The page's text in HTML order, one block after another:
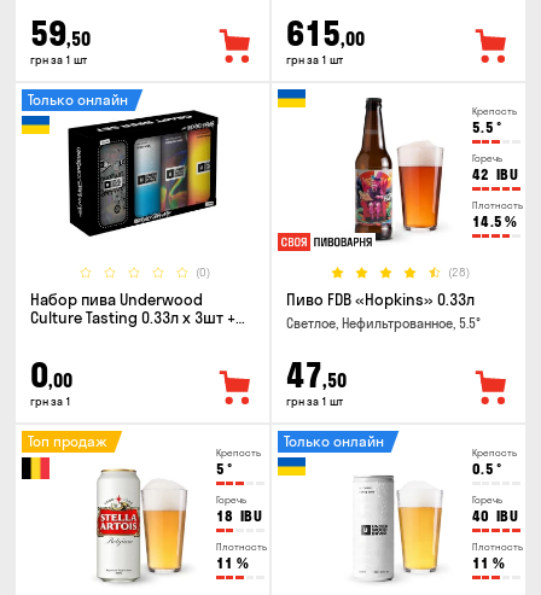
59,50
грн за 1 шт
615,00
грн за 1 шт
(0)
Только онлайн
Набор пива Underwood
Culture Tasting 0.33л x 3шт +
0,00
грн за 1
Крепость
5.5 °
Горечь
42 IBU
Плотность
14.5 %
(28)
Пиво FDB «Hopkins» 0.33л
Светлое, Нефильтрованное, 5.5°
47,50
грн за 1 шт
Крепость
5 °
Горечь
18 IBU
Плотность
11 %
Топ продаж
Крепость
0.5 °
Горечь
40 IBU
Плотность
11 %
Только онлайн